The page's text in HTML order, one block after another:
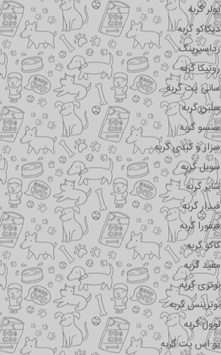
پولر گربه
دیکاکو گربه
رداسپرینگ
روتیکا گربه
سانی پت گربه
سلبن گربه
سنسو گربه
سزار و کندی گربه
سویل گربه
شایر گربه
فیدار گربه
فیفورا گربه
کاکو گربه
مفید گربه
نوتری گربه
نوترینس گربه
نوول گربه
یو اس پت گربه